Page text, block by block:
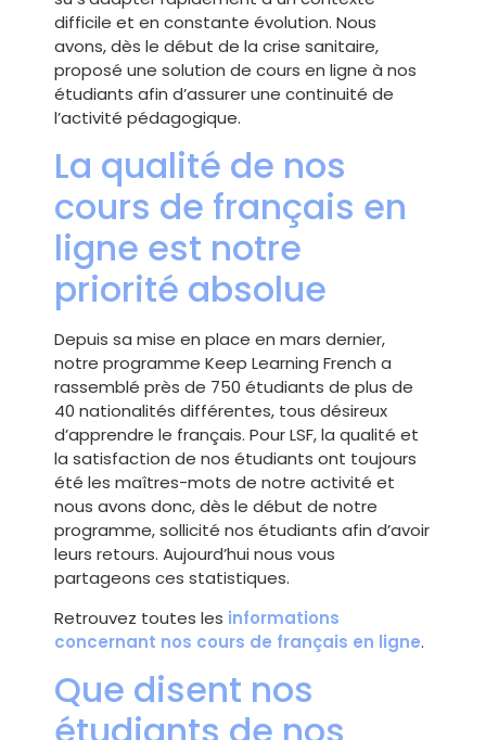
difficile et en constante évolution. Nous
avons, dès le début de la crise sanitaire,
proposé une solution de cours en ligne à nos
étudiants afin d’assurer une continuité de
l’activité pédagogique.
La qualité de nos
cours de français en
ligne est notre
priorité absolue
Depuis sa mise en place en mars dernier,
notre programme Keep Learning French a
rassemblé près de 750 étudiants de plus de
40 nationalités différentes, tous désireux
d’apprendre le français. Pour LSF, la qualité et
la satisfaction de nos étudiants ont toujours
été les maîtres-mots de notre activité et
nous avons donc, dès le début de notre
programme, sollicité nos étudiants afin d’avoir
leurs retours. Aujourd’hui nous vous
partageons ces statistiques.
Retrouvez toutes les informations
concernant nos cours de français en ligne.
Que disent nos